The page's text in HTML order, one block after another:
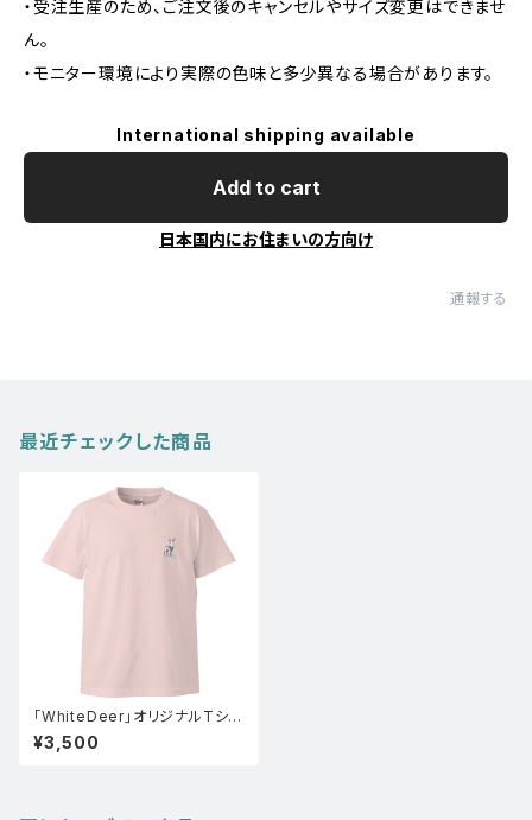
・受注生産のため、ご注文後のキャンセルやサイズ変更はできませ
ん。
・モニター環境により実際の色味と多少異なる場合があります。
International shipping available
Add to cart
日本国内にお住まいの方向け
通報する
最近チェックした商品
「WhiteDeer」オリジナルTシャ
ツ(ベビーピンク)
¥3,500